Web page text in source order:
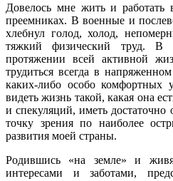
Довелось мне жить и
преемниках. В военные и
хлебнул голод, холод,
тяжкий физический труд.
протяжении всей активной
трудиться всегда в
каких-либо особо комфортных
видеть жизнь такой, какая она
и спекуляций, иметь
точку зрения по наиболее
развития моей страны.
Родившись «на земле» и
интересами и заботами,